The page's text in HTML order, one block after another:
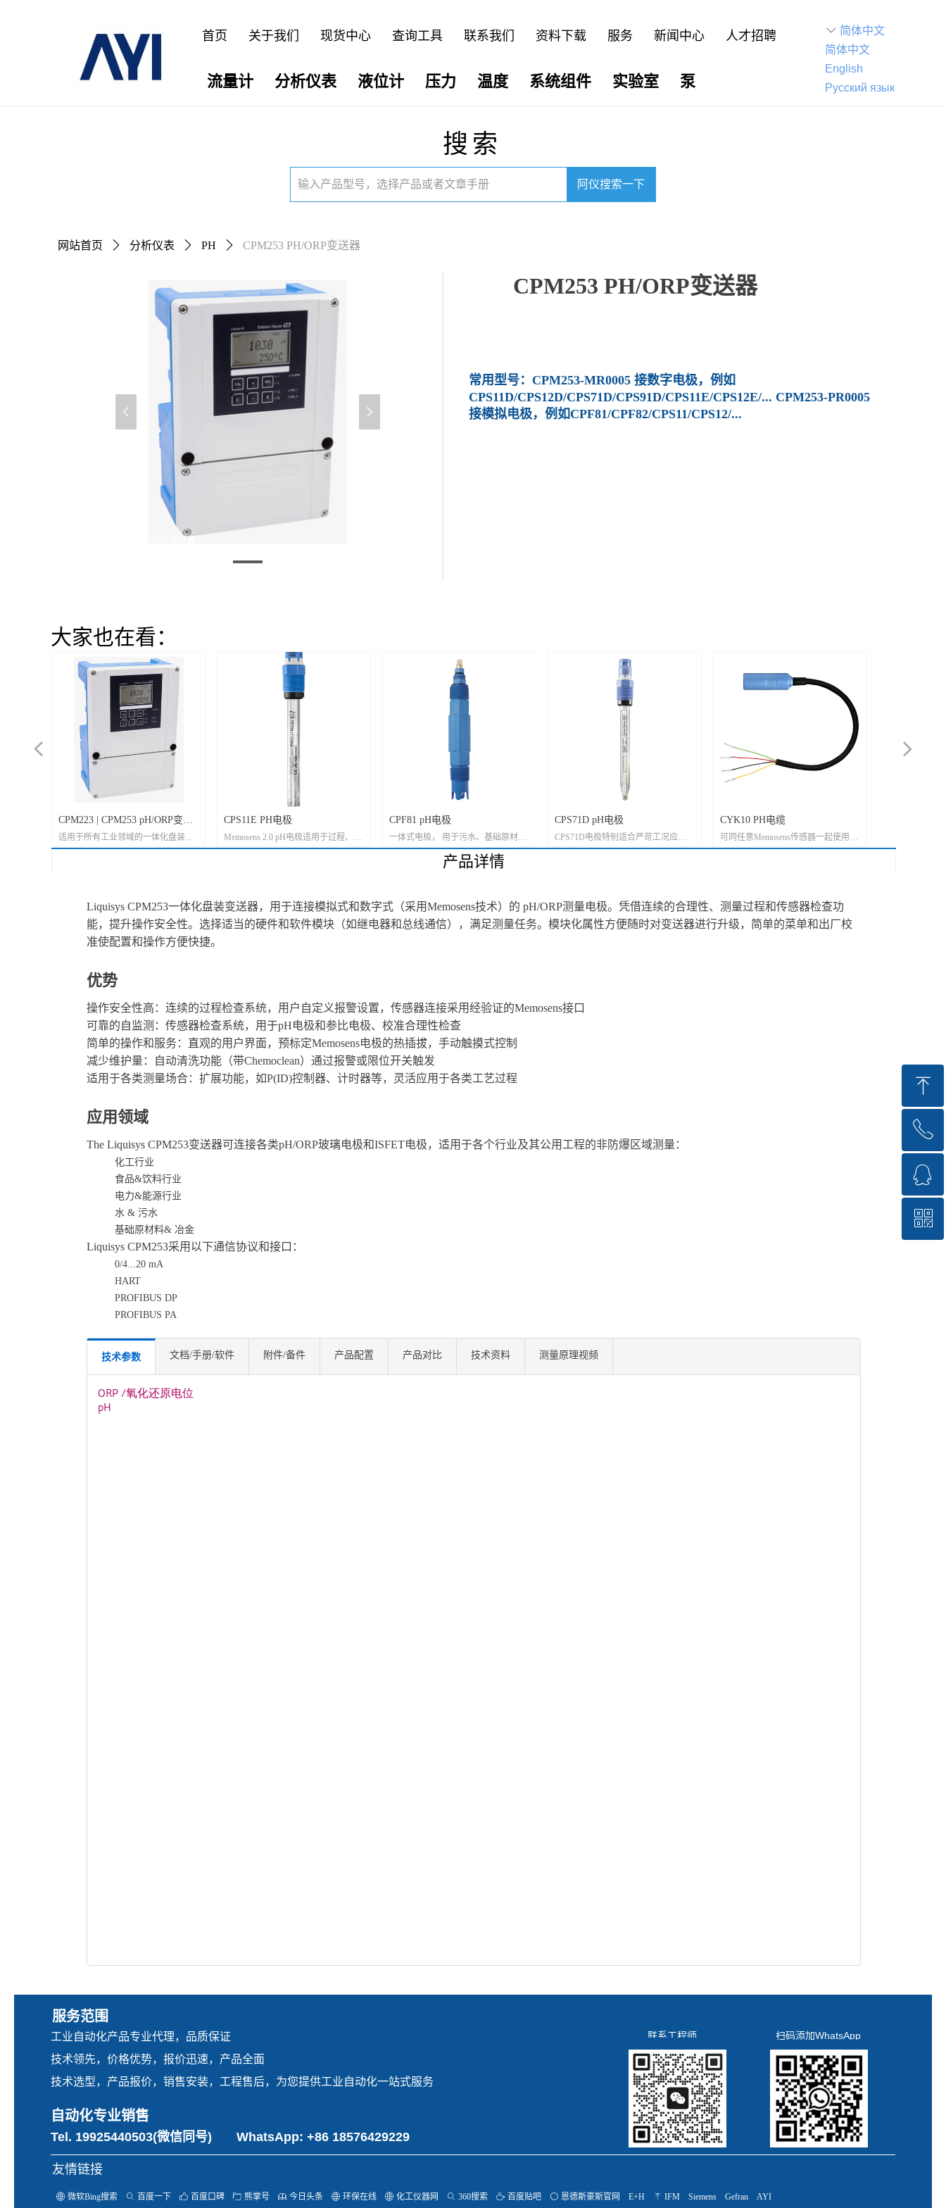
首页 关于我们 现货中心 查询工具 联系我们 资料下载 服务 新闻中心 人才招聘
阿仪搜索一下
流量计 分析仪表 液位计 压力 温度 系统组件 实验室 泵
搜索
ꀅ 简体中文
简体中文
English
Русский язык
网站首页 ꄲ 分析仪表 ꄲ PH ꄲ CPM253 PH/ORP变送器
产品详情
Liquisys CPM253一体化盘装变送器，用于连接模拟式和数字式（采用Memosens技术）的 pH/ORP测量电极。凭借连续的合理性、测量过程和传感器检查功
能，提升操作安全性。选择适当的硬件和软件模块（如继电器和总线通信），满足测量任务。模块化属性方便随时对变送器进行升级，简单的菜单和出厂校
准使配置和操作方便快捷。
优势
操作安全性高：连续的过程检查系统，用户自定义报警设置，传感器连接采用经验证的Memosens接口
可靠的自监测：传感器检查系统，用于pH电极和参比电极、校准合理性检查
简单的操作和服务：直观的用户界面，预标定Memosens电极的热插拔，手动触摸式控制
减少维护量：自动清洗功能（带Chemoclean）通过报警或限位开关触发
适用于各类测量场合：扩展功能，如P(ID)控制器、计时器等，灵活应用于各类工艺过程
应用领域
The Liquisys CPM253变送器可连接各类pH/ORP玻璃电极和ISFET电极，适用于各个行业及其公用工程的非防爆区域测量：
化工行业
食品&饮料行业
电力&能源行业
水 & 污水
基础原材料& 冶金
Liquisys CPM253采用以下通信协议和接口：
0/4...20 mA
HART
PROFIBUS DP
PROFIBUS PA
技术参数 文档/手册/软件 附件/备件 产品配置 产品对比 技术资料 测量原理视频
CPM253 PH/ORP变送器
常用型号：CPM253-MR0005 接数字电极，例如
CPS11D/CPS12D/CPS71D/CPS91D/CPS11E/CPS12E/... CPM253-PR0005
接模拟电极，例如CPF81/CPF82/CPS11/CPS12/...
넳 넲
CPM223 | CPM253 pH/ORP变送
器
适用于所有工业领域的一体化盘装变
送器, PH/ORP 最经济最常用的变送
如CPF81/CPF82，同时此变送器可以
连接其它品牌的模拟PH电极), 阿仪科
技常备大量CPM223现货，欢迎选
CPS11E PH电极
Memosens 2.0 pH电极适用于过程、水
和污水行业中的标准应用场合，完全
AA7BAA2 替代CPS11D-7BA21 0-
14pH, 0...135℃, 17 bar, 可消毒
CPS11D-7FA21 0-10pH, 0...70℃, 6bar,
可耐最大 1g/l 氢氟酸
CPF81 pH电极
一体式电极， 用于污水、基础原材料
和冶金行业, 自带保护套，方便安装。
常用现货型号：CPF81-LH11A2, 与之
深度: 23mm + 电极保护 [1] 过程连接:
螺纹 NPT3/4 [A] 设备: 无前置放大器,
CPS71D pH电极
CPS71D电极特别适合严苛工况应
用。自带独一无二的抗污型参比系
CYK10 PH电缆
可同任意Memosens传感器一起使用的
Memosens数字电缆,常用型号：
CYK10-A201 电缆长度20米
一体式电极，
넳 넲
大家也在看：
ꄓ 微软Bing搜索 ꄠ 百度一下 ꀧ 百度口碑 ꄁ 熊掌号 ꁡ 今日头条 ꄓ 环保在线 ꄓ 化工仪器网 ꄠ 360搜索 ꄘ 百度贴吧 ꀐ 恩德斯豪斯官网 E+H ꁸ IFM Siemens Gefran AYI
友情链接
服务范围
工业自动化产品专业代理，品质保证
技术领先，价格优势，报价迅速，产品全面
技术选型，产品报价，销售安装，工程售后，为您提供工业自动化一站式服务
自动化专业销售
Tel. 19925440503(微信同号) WhatsApp: +86 18576429229
联系工程师 扫码添加WhatsApp
ꁸ
回到顶部
ꂅ
ꁗ
E+H专家
ꀥ